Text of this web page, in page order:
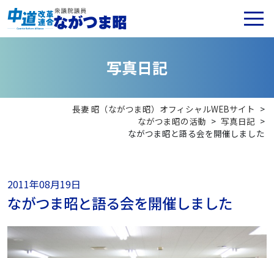
写真日記
長妻 昭（ながつま昭）オフィシャルWEBサイト >
ながつま昭の活動 > 写真日記 >
ながつま昭と語る会を開催しました
2011年08月19日
ながつま昭と語る会を開催しました